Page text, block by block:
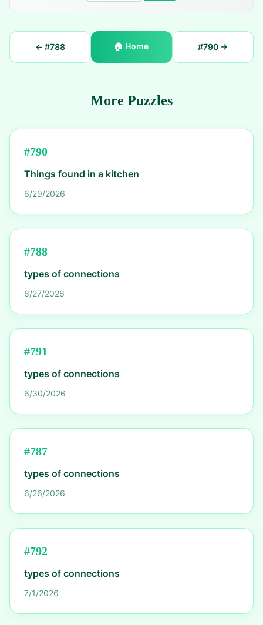
← #788 🏠 Home #790→
More Puzzles
#790
Things found in a kitchen
6/29/2026
#788
types of connections
6/27/2026
#791
types of connections
6/30/2026
#787
types of connections
6/26/2026
#792
types of connections
7/1/2026